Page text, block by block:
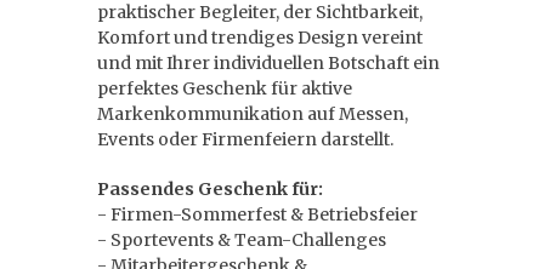
praktischer Begleiter, der Sichtbarkeit,
Komfort und trendiges Design vereint
und mit Ihrer individuellen Botschaft ein
perfektes Geschenk für aktive
Markenkommunikation auf Messen,
Events oder Firmenfeiern darstellt.
Passendes Geschenk für:
- Firmen-Sommerfest & Betriebsfeier
- Sportevents & Team-Challenges